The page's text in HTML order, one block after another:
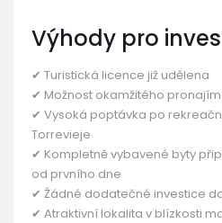
Výhody pro
✔ Turistická licence již udělena
✔ Možnost okamžitého
✔ Vysoká poptávka po
Torrevieje
✔ Kompletně vybavené byty
od prvního dne
✔ Žádné dodatečné investice
✔ Atraktivní lokalita v blízkosti